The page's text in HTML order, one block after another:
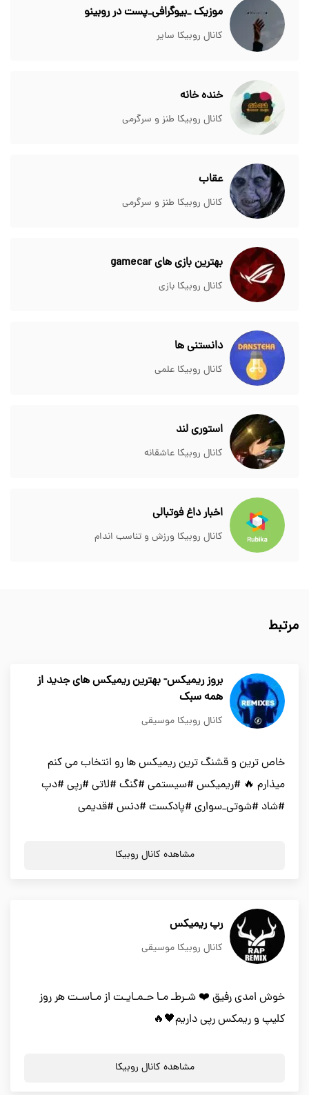
موزیک _بیوگرافی_پست در روبینو
کانال روبیکا سایر
خنده خانه
کانال روبیکا طنز و سرگرمی
عقاب
کانال روبیکا طنز و سرگرمی
بهترین بازی های gamecar
کانال روبیکا بازی
دانستنی ها
کانال روبیکا علمی
استوری لند
کانال روبیکا عاشقانه
اخبار داغ فوتبالی
کانال روبیکا ورزش و تناسب اندام
مرتبط
بروز ریمیکس- بهترین ریمیکس های جدید از
همه سبک
کانال روبیکا موسیقی
خاص ترین و قشنگ ترین ریمیکس ها رو انتخاب می کنم
میذارم 🔥 #ریمیکس #سیستمی #گنگ #لاتی #رپی #دپ
#شاد #شوتی_سواری #پادکست #دنس #قدیمی
مشاهده کانال روبیکا
رپ ریمیکس
کانال روبیکا موسیقی
خوش امدی رفیق ❤️ شـرطـ مـا حـمـایـت از مـاسـت هر روز
کلیپ و ریمکس رپی داریم🖤🔥
مشاهده کانال روبیکا